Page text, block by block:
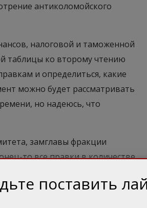
антиколомойского
налоговой и таможенной
таблицы ко второму чтению
и определиться, какие
можно будет рассматривать
но надеюсь, что
замглавы фракции
то все правки в количестве
известно, что
апреля. «Говорят, что,
неделе, но что же мешает
поставить